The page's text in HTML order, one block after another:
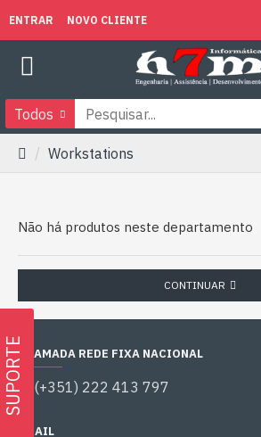
SUPORTE
ENTRAR NOVO CLIENTE
Todos
Workstations
Não há produtos neste departamento
CONTINUAR
CHAMADA REDE FIXA NACIONAL
(+351) 222 413 797
EMAIL